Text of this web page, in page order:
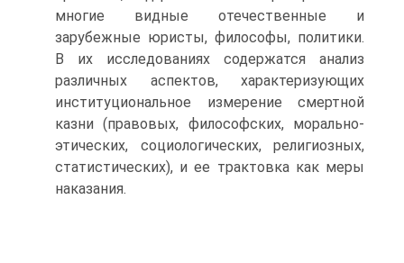
многие видные отечественные и
зарубежные юристы, философы, политики.
В их исследованиях содержатся анализ
различных аспектов, характеризующих
институциональное измерение смертной
казни (правовых, философских, морально-
этических, социологических, религиозных,
статистических), и ее трактовка как меры
наказания.